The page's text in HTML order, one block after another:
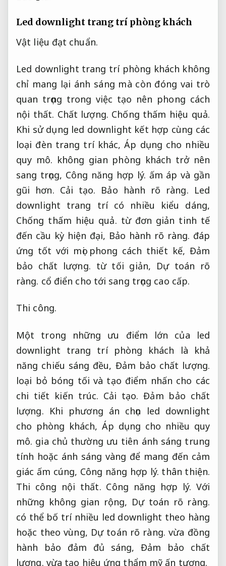
Led downlight trang trí phòng khách
Vật liệu đạt chuẩn.
Led downlight trang trí phòng khách không
chỉ mang lại ánh sáng mà còn đóng vai trò
quan trọng trong việc tạo nên phong cách
nội thất. Chất lượng. Chống thấm hiệu quả.
Khi sử dụng led downlight kết hợp cùng các
loại đèn trang trí khác,Áp dụng cho nhiều
quy mô. không gian phòng khách trở nên
sang trọng, Công năng hợp lý. ấm áp và gần
gũi hơn. Cải tạo. Bảo hành rõ ràng. Led
downlight trang trí có nhiều kiểu dáng,
Chống thấm hiệu quả. từ đơn giản tinh tế
đến cầu kỳ hiện đại, Bảo hành rõ ràng. đáp
ứng tốt với mọi phong cách thiết kế, Đảm
bảo chất lượng. từ tối giản, Dự toán rõ
ràng. cổ điển cho tới sang trọng cao cấp.
Thi công.
Một trong những ưu điểm lớn của led
downlight trang trí phòng khách là khả
năng chiếu sáng đều, Đảm bảo chất lượng.
loại bỏ bóng tối và tạo điểm nhấn cho các
chi tiết kiến trúc. Cải tạo. Đảm bảo chất
lượng. Khi phương án chọn led downlight
cho phòng khách,Áp dụng cho nhiều quy
mô. gia chủ thường ưu tiên ánh sáng trung
tính hoặc ánh sáng vàng để mang đến cảm
giác ấm cúng, Công năng hợp lý. thân thiện.
Thi công nội thất. Công năng hợp lý. Với
những không gian rộng, Dự toán rõ ràng.
có thể bố trí nhiều led downlight theo hàng
hoặc theo vùng, Dự toán rõ ràng. vừa đồng
hành bảo đảm đủ sáng, Đảm bảo chất
lượng. vừa tạo hiệu ứng thẩm mỹ ấn tượng.